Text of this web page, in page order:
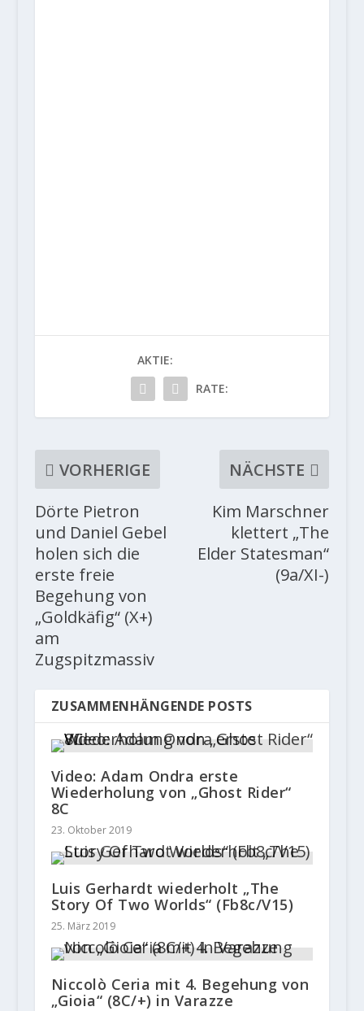
AKTIE:
RATE:
VORHERIGE
Dörte Pietron
und Daniel Gebel
holen sich die
erste freie
Begehung von
„Goldkäfig“ (X+)
am
Zugspitzmassiv
NÄCHSTE
Kim Marschner
klettert „The
Elder Statesman“
(9a/XI-)
ZUSAMMENHÄNGENDE POSTS
Video: Adam Ondra erste
Wiederholung von „Ghost Rider“
8C
23. Oktober 2019
Luis Gerhardt wiederholt „The
Story Of Two Worlds“ (Fb8c/V15)
25. März 2019
Niccolò Ceria mit 4. Begehung von
„Gioia“ (8C/+) in Varazze